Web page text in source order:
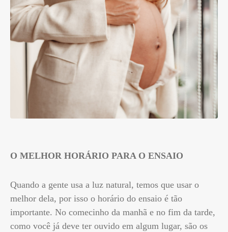
O MELHOR HORÁRIO PARA O ENSAIO
Quando a gente usa a luz natural, temos que usar o
melhor dela, por isso o horário do ensaio é tão
importante. No comecinho da manhã e no fim da tarde,
como você já deve ter ouvido em algum lugar, são os